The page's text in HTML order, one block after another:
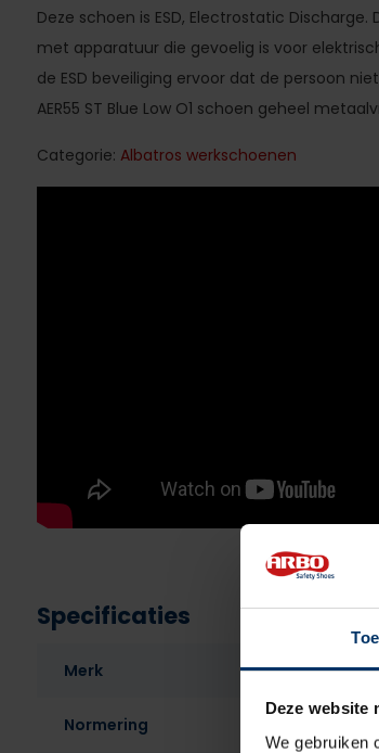
Deze website
We gebruiken
Deze schoen is ESD, Electrostatic
met apparatuur die gevoelig is voor
de ESD beveiliging ervoor dat de persoon
AER55 ST Blue Low O1 schoen geheel
Categorie: Albatros werkschoenen
Specificaties
Merk
Normering